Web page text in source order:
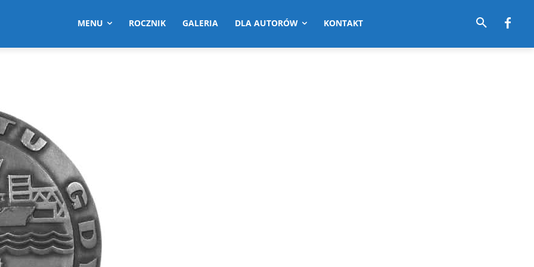
MENU ROCZNIK GALERIA DLA AUTORÓW KONTAKT